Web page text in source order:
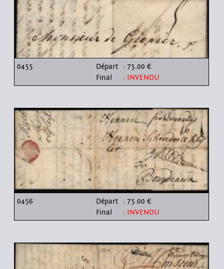
0455 Départ : 75.00 €
Final
: INVENDU
0456 Départ : 75.00 €
Final
: INVENDU